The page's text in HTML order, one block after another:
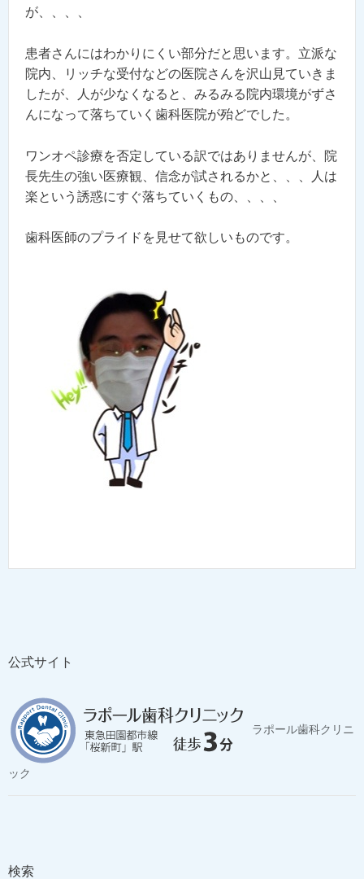
が、、、、
患者さんにはわかりにくい部分だと思います。立派な
院内、リッチな受付などの医院さんを沢山見ていきま
したが、人が少なくなると、みるみる院内環境がずさ
んになって落ちていく歯科医院が殆どでした。
ワンオペ診療を否定している訳ではありませんが、院
長先生の強い医療観、信念が試されるかと、、、人は
楽という誘惑にすぐ落ちていくもの、、、、
歯科医師のプライドを見せて欲しいものです。
公式サイト
ラポール歯科クリニ
ック
検索